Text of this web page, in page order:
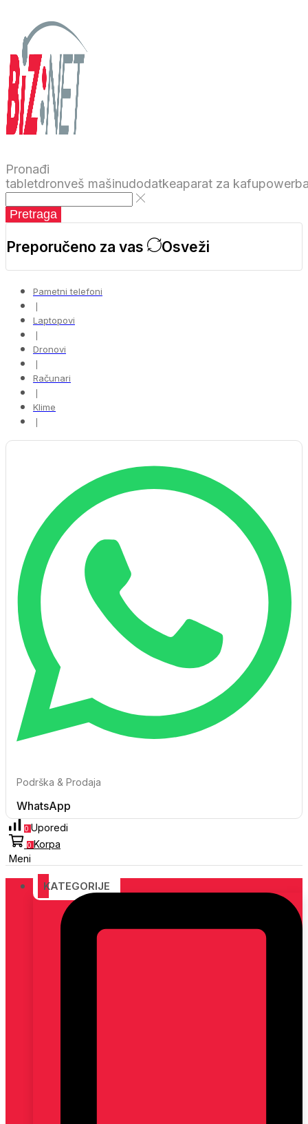
Pronađi
tabletdronveš mašinudodatkeaparat za kafu
Pretraga
Preporučeno za vas Osveži
Pametni telefoni
❘
Laptopovi
❘
Dronovi
❘
Računari
❘
Klime
❘
Podrška & Prodaja
WhatsApp
0 Uporedi
0 Korpa
Meni
KATEGORIJE